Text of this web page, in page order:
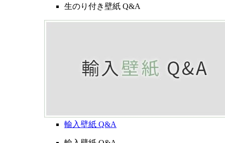
生のり付き壁紙 Q&A
輸入壁紙 Q&A